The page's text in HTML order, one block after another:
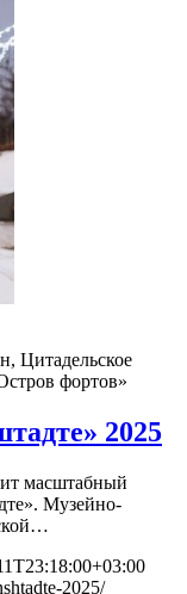
Цитадельское
фортов»
2025
масштабный
Музейно-
2025/